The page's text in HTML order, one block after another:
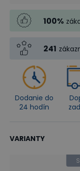
100%
241
Dodanie do
24 hodín
VARIANTY